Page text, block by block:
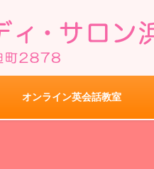
オンライン英会話教室